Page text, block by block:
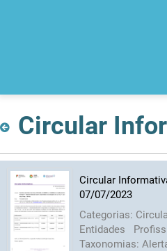
Circular
07/07/2023
Categorias:
Entidades
Taxonomias: